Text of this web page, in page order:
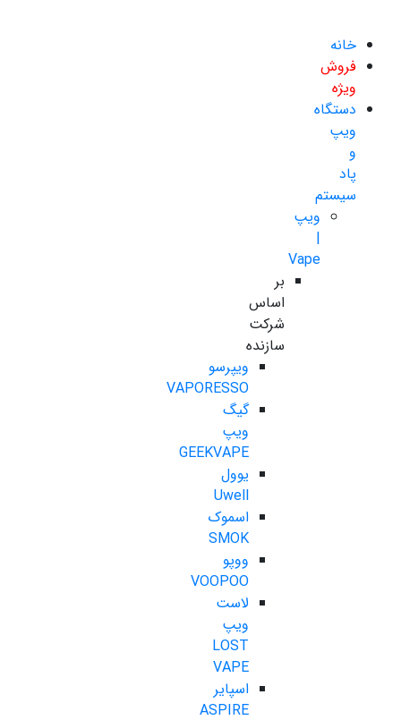
خانه
فروش
ویژه
دستگاه
ویپ
و
پاد
سیستم
ویپ
|
Vape
بر
اساس
شرکت
سازنده
ویپرسو
VAPORESSO
گیگ
ویپ
GEEKVAPE
یوول
Uwell
اسموک
SMOK
ووپو
VOOPOO
لاست
ویپ
LOST
VAPE
اسپایر
ASPIRE